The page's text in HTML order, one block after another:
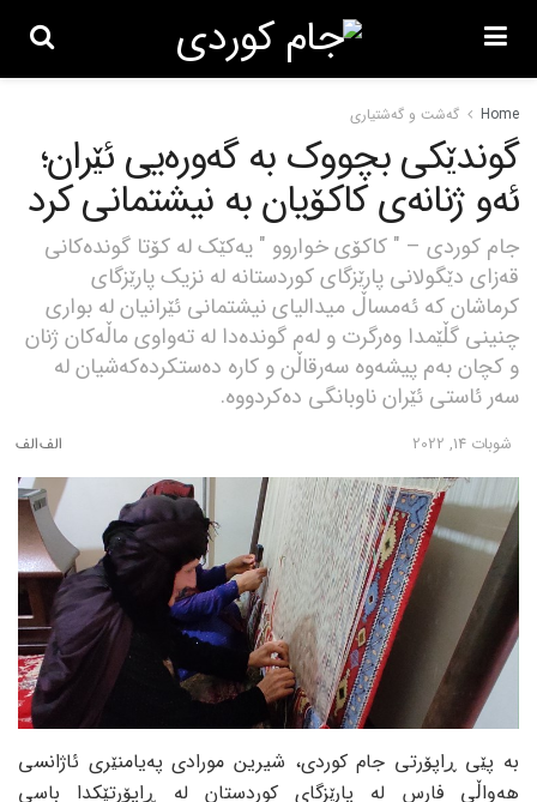
Home گه‌شت و گه‌شتیاری
گوندێکی بچووک بە گەورەیی ئێران؛
ئەو ژنانەی کاکۆیان بە نیشتمانی کرد
جام کوردی – " کاکۆی خواروو " یەکێک لە کۆتا گوندەکانی
قەزای دێگولانی پارێزگای کوردستانە لە نزیک پارێزگای
کرماشان کە ئەمساڵ میدالیای نیشتمانی ئێرانیان لە بواری
چنینی گڵێمدا وەرگرت و لەم گوندەدا لە تەواوی ماڵەکان ژنان
و کچان بەم پیشەوە سەرقاڵن و کارە دەستکردەکەشیان لە
سەر ئاستی ئێران ناوبانگی دەکردووە.
شوبات 14, 2022
بە پێی ڕاپۆرتی جام کوردی، شیرین مورادی پەیامنێری ئاژانسی
هەواڵی فارس لە پارێزگای کوردستان لە ڕاپۆرتێکدا باسی